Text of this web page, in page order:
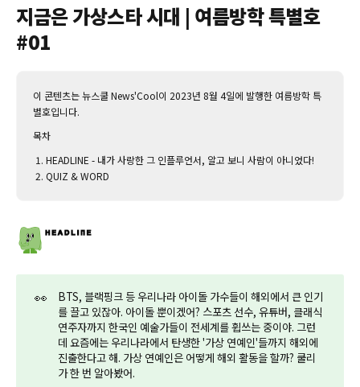
지금은 가상스타 시대 | 여름방학 특별호
#01
이 콘텐츠는 뉴스쿨 News'Cool이 2023년 8월 4일에 발행한 여름방학 특
별호입니다.‌
목차
HEADLINE - 내가 사랑한 그 인플루언서, 알고 보니 사람이 아니었다!
QUIZ & WORD
👀
BTS, 블랙핑크 등 우리나라 아이돌 가수들이 해외에서 큰 인기
를 끌고 있잖아. 아이돌 뿐이겠어? 스포츠 선수, 유튜버, 클래식
연주자까지 한국인 예술가들이 전세계를 휩쓰는 중이야. 그런
데 요즘에는 우리나라에서 탄생한 '가상 연예인'들까지 해외에
진출한다고 해. 가상 연예인은 어떻게 해외 활동을 할까? 쿨리
가 한 번 알아봤어.